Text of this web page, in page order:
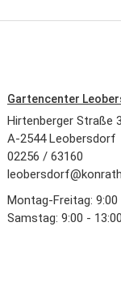
Gartencenter
Hirtenberger Straße
A-2544 Leobersdorf
02256 / 63160
Montag-Freitag: 9:00
Samstag: 9:00 - 13:00